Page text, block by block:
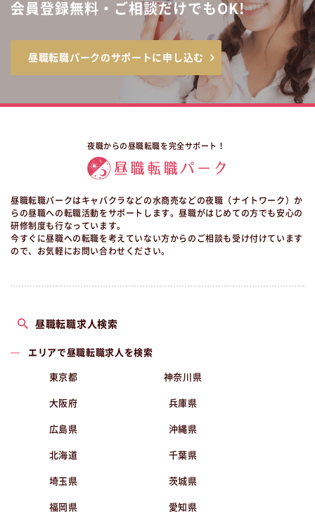
会員登録無料・ご相談だけでもOK!
昼職転職パークのサポートに申し込む
夜職からの昼職転職を完全サポート！
昼職転職パークはキャバクラなどの水商売などの夜職（ナイトワーク）か
らの昼職への転職活動をサポートします。昼職がはじめての方でも安心の
研修制度も行なっています。
今すぐに昼職への転職を考えていない方からのご相談も受け付けています
ので、お気軽にお問い合わせください。
昼職転職求人検索
エリアで昼職転職求人を検索
東京都 神奈川県
大阪府 兵庫県
広島県 沖縄県
北海道 千葉県
埼玉県 茨城県
福岡県 愛知県